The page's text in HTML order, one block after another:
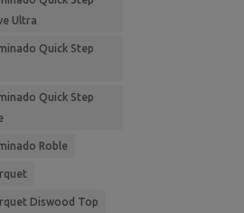
Ultra
Quick Step
Quick Step
Roble
Diswood Top